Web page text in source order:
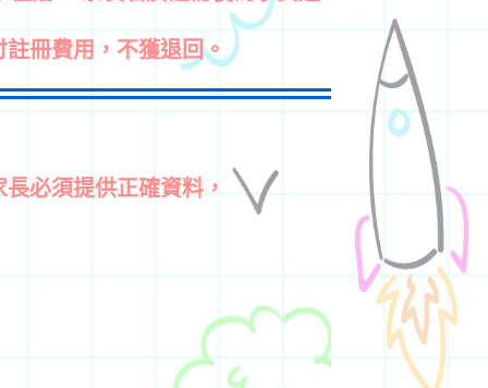
註冊費用，不獲退回。
必須提供正確資料，